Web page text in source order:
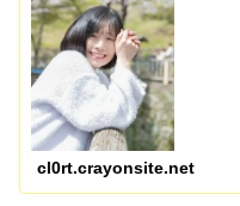
cl0rt.crayonsite.net